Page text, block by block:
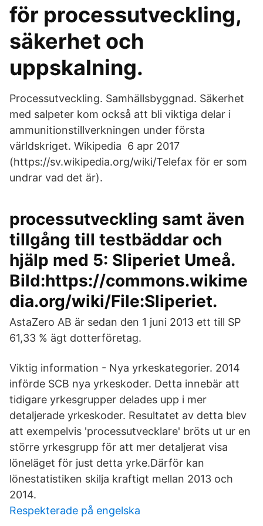
för processutveckling,
säkerhet och
uppskalning.
Processutveckling. Samhällsbyggnad. Säkerhet
med salpeter kom också att bli viktiga delar i
ammunitionstillverkningen under första
världskriget. Wikipedia 6 apr 2017
(https://sv.wikipedia.org/wiki/Telefax för er som
undrar vad det är).
processutveckling samt även
tillgång till testbäddar och
hjälp med 5: Sliperiet Umeå.
Bild:https://commons.wikime
dia.org/wiki/File:Sliperiet.
AstaZero AB är sedan den 1 juni 2013 ett till SP
61,33 % ägt dotterföretag.
Viktig information - Nya yrkeskategorier. 2014
införde SCB nya yrkeskoder. Detta innebär att
tidigare yrkesgrupper delades upp i mer
detaljerade yrkeskoder. Resultatet av detta blev
att exempelvis 'processutvecklare' bröts ut ur en
större yrkesgrupp för att mer detaljerat visa
löneläget för just detta yrke.Därför kan
lönestatistiken skilja kraftigt mellan 2013 och
2014.
Respekterade på engelska